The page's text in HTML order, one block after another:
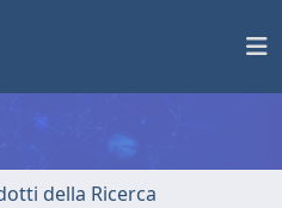
della Ricerca